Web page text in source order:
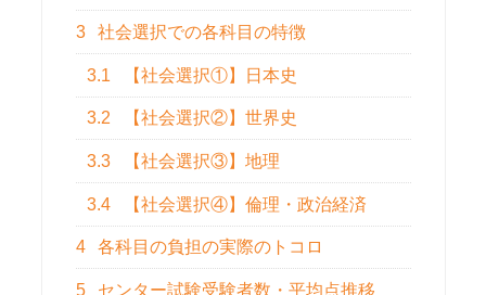
3 社会選択での各科目の特徴
3.1 【社会選択①】日本史
3.2 【社会選択②】世界史
3.3 【社会選択③】地理
3.4 【社会選択④】倫理・政治経済
4 各科目の負担の実際のトコロ
5 センター試験受験者数・平均点推移